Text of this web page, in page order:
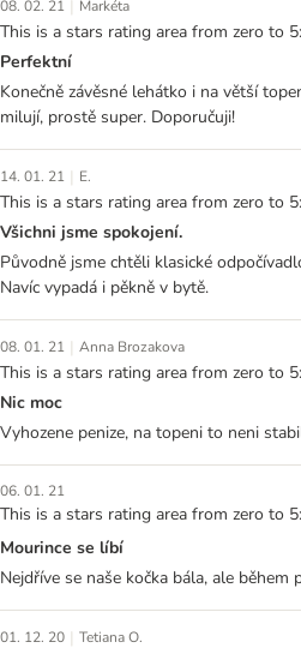
08. 02. 21 | Markéta
This is a stars rating area from zero to
Perfektní
Konečně závěsné lehátko i na větší
milují, prostě super. Doporučuji!
14. 01. 21 | E.
This is a stars rating area from zero to
Všichni jsme spokojení.
Původně jsme chtěli klasické
Navíc vypadá i pěkně v bytě.
08. 01. 21 | Anna Brozakova
This is a stars rating area from zero to
Nic moc
Vyhozene penize, na topeni to neni
06. 01. 21
This is a stars rating area from zero to
Mourince se líbí
Nejdříve se naše kočka bála, ale
01. 12. 20 | Tetiana O.